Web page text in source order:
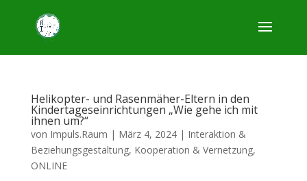
Helikopter- und Rasenmäher-Eltern in den
Kindertageseinrichtungen „Wie gehe ich mit
ihnen um?“
von Impuls.Raum | März 4, 2024| Interaktion &
Beziehungsgestaltung, Kooperation & Vernetzung,
ONLINE